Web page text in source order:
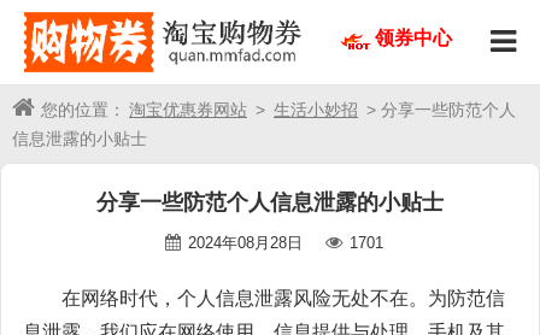
领券中心
您的位置： 淘宝优惠券网站 > 生活小妙招 > 分享一些防范个人
信息泄露的小贴士
分享一些防范个人信息泄露的小贴士
2024年08月28日 1701
在网络时代，个人信息泄露风险无处不在。为防范信